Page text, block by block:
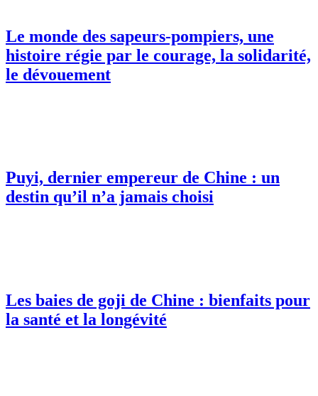
Le monde des sapeurs-pompiers, une
histoire régie par le courage, la solidarité,
le dévouement
Puyi, dernier empereur de Chine : un
destin qu’il n’a jamais choisi
Les baies de goji de Chine : bienfaits pour
la santé et la longévité